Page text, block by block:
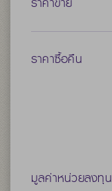
ราคาซื้อคืน
มูลค่าหน่วยลงทุน